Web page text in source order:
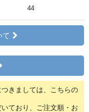
44
て
きましては、こちらの
ており、ご注文順・お